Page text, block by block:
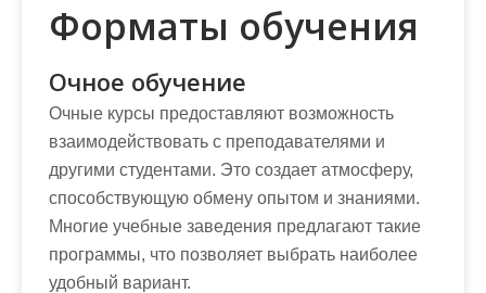
Форматы обучения
Очное обучение
Очные курсы предоставляют возможность
взаимодействовать с преподавателями и
другими студентами. Это создает атмосферу,
способствующую обмену опытом и знаниями.
Многие учебные заведения предлагают такие
программы, что позволяет выбрать наиболее
удобный вариант.